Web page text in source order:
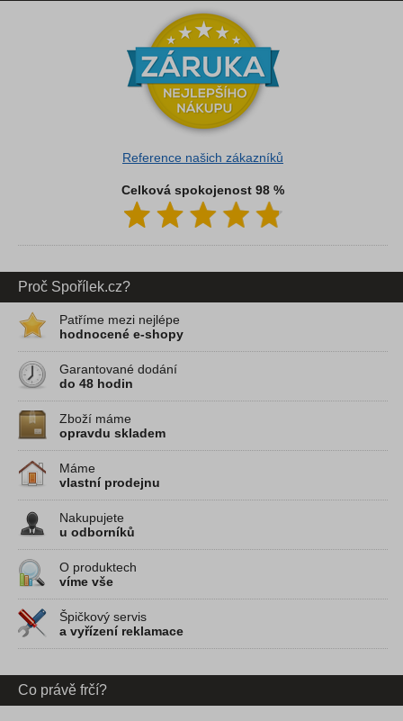
Reference našich zákazníků
Celková spokojenost 98 %
Proč Spořílek.cz?
Patříme mezi nejlépe
hodnocené e-shopy
Garantované dodání
do 48 hodin
Zboží máme
opravdu skladem
Máme
vlastní prodejnu
Nakupujete
u odborníků
O produktech
víme vše
Špičkový servis
a vyřízení reklamace
Co právě frčí?